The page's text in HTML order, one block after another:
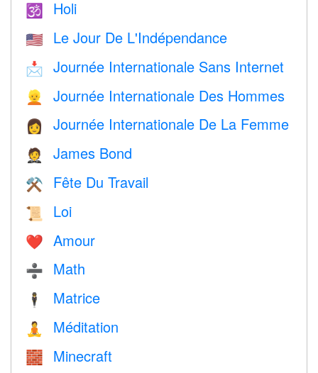
🕉 Holi
🇺🇸 Le Jour De L'Indépendance
📩 Journée Internationale Sans Internet
👱 Journée Internationale Des Hommes
👩 Journée Internationale De La Femme
🤵 James Bond
⚒️ Fête Du Travail
📜 Loi
❤️️ Amour
➗ Math
🕴️ Matrice
🧘 Méditation
🧱 Minecraft